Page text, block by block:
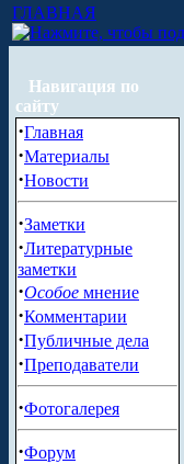
ГЛАВНАЯ
Навигация по
сайту
·Главная
·Материалы
·Новости
·Заметки
·Литературные
заметки
·Особое мнение
·Комментарии
·Публичные дела
·Преподаватели
·Фотогалерея
·Форум